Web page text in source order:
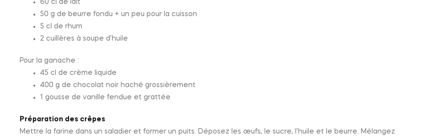
60 cl de lait
50 g de beurre fondu + un peu pour la cuisson
5 cl de rhum
2 cuillères à soupe d’huile
Pour la ganache :
45 cl de crème liquide
400 g de chocolat noir haché grossièrement
1 gousse de vanille fendue et grattée
Préparation des crêpes
Mettre la farine dans un saladier et former un puits. Déposez les œufs, le sucre, l’huile et le beurre. Mélangez